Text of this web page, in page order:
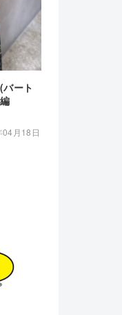
ート
月18日